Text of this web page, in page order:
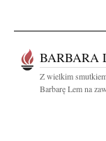
BARBARA
Z wielkim
Barbarę Lem na